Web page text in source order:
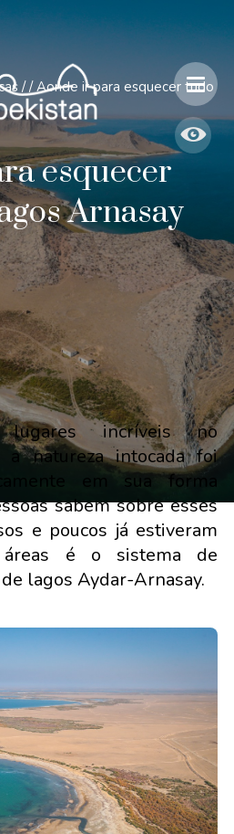
/ / Aonde ir para esquecer tudo
esquecer
Arnasay
lugares incríveis no
a natureza intocada foi
em sua forma
sabem sobre esses
e poucos já estiveram
é o sistema de
lagos Aydar-Arnasay.